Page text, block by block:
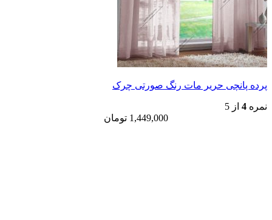
پرده پانچی حریر مات رنگ صورتی چرک
نمره4 از 5
1,449,000 تومان